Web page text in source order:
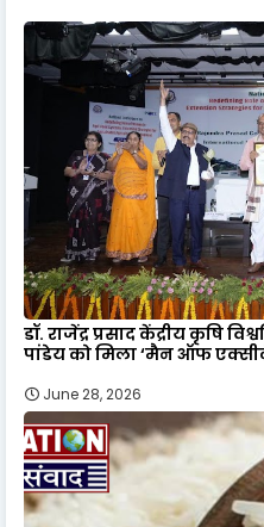
डॉ. राजेंद्र प्रसाद केंद्रीय कृषि
पांडेय को मिला ‘मैन ऑफ
June 28, 2026